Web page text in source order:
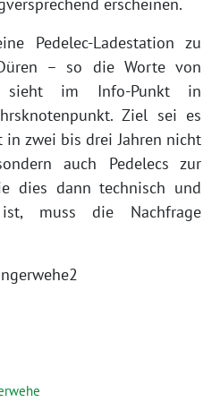
Pedelec-Ladestation zu
– so die Worte von
sieht im Info-Punkt in
Ziel sei es
zwei bis drei Jahren nicht
auch Pedelecs zur
dies dann technisch und
ist, muss die Nachfrage